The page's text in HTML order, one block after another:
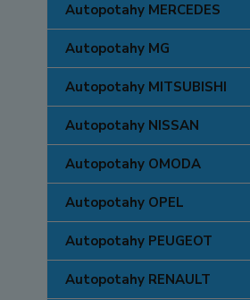
Autopotahy MERCEDES
Autopotahy MG
Autopotahy MITSUBISHI
Autopotahy NISSAN
Autopotahy OMODA
Autopotahy OPEL
Autopotahy PEUGEOT
Autopotahy RENAULT